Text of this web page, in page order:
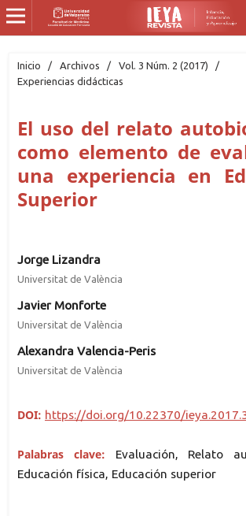
Inicio / Archivos / Vol. 3 Núm. 2 (2017)
/
Experiencias didácticas
El uso del relato
como elemento de
una experiencia en
Superior
Jorge Lizandra
Universitat de València
Javier Monforte
Universitat de València
Alexandra Valencia-Peris
Universitat de València
DOI: https://doi.org/10.22370/
Palabras clave:
Evaluación, Relato
Educación física, Educación superior